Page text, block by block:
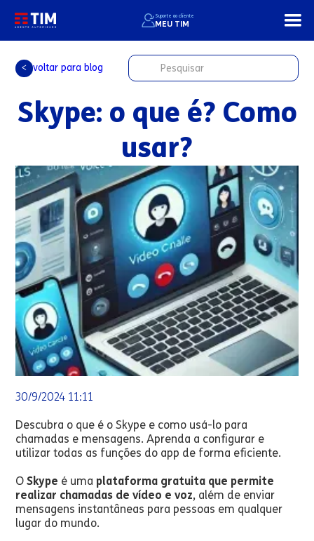
Suporte ao cliente
MEU TIM
< voltar para blog
Skype: o que é? Como
usar?
30/9/2024 11:11
Descubra o que é o Skype e como usá-lo para
chamadas e mensagens. Aprenda a configurar e
utilizar todas as funções do app de forma eficiente.
OSkype é uma plataforma gratuita que permite
realizar chamadas de vídeo e voz, além de enviar
mensagens instantâneas para pessoas em qualquer
lugar do mundo.